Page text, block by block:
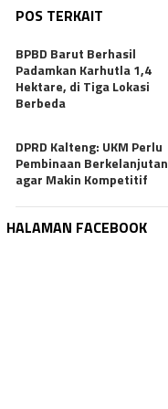
POS TERKAIT
BPBD Barut Berhasil
Padamkan Karhutla 1,4
Hektare, di Tiga Lokasi
Berbeda
DPRD Kalteng: UKM Perlu
Pembinaan Berkelanjutan
agar Makin Kompetitif
HALAMAN FACEBOOK